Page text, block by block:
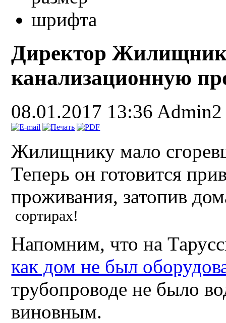
Директор
канализационную
08.01.2017 13:36 Admin2
Жилищнику мало
Теперь он готовится
проживания, затопив
сортирах!
Напомним, что на
как дом не был
трубопроводе не было
виновным.